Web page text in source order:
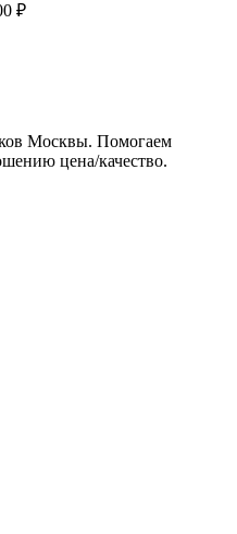
₽
Москвы. Помогаем
цена/качество.